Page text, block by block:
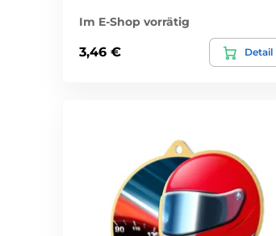
Im E-Shop vorrätig
3,46 € Detail